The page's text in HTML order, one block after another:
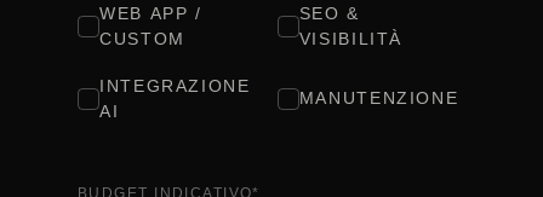
WEB APP /
CUSTOM
SEO &
VISIBILITÀ
INTEGRAZIONE
AI
MANUTENZIONE
BUDGET INDICATIVO*